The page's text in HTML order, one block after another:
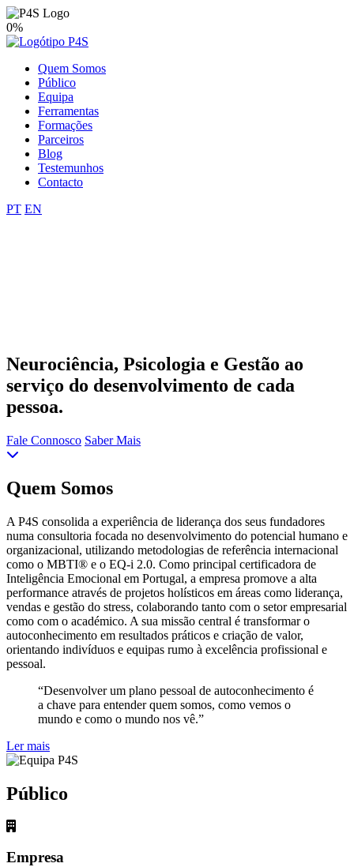
0%
Quem Somos
Público
Equipa
Ferramentas
Formações
Parceiros
Blog
Testemunhos
Contacto
PT EN
Neurociência, Psicologia e Gestão ao
serviço do desenvolvimento de cada
pessoa.
Fale Connosco Saber Mais
Quem Somos
A P4S consolida a experiência de liderança dos seus fundadores
numa consultoria focada no desenvolvimento do potencial humano e
organizacional, utilizando metodologias de referência internacional
como o MBTI® e o EQ-i 2.0. Como principal certificadora de
Inteligência Emocional em Portugal, a empresa promove a alta
performance através de projetos holísticos em áreas como liderança,
vendas e gestão do stress, colaborando tanto com o setor empresarial
como com o académico. A sua missão central é transformar o
autoconhecimento em resultados práticos e criação de valor,
orientando indivíduos e equipas rumo à excelência profissional e
pessoal.
“Desenvolver um plano pessoal de autoconhecimento é
a chave para entender quem somos, como vemos o
mundo e como o mundo nos vê.”
Ler mais
Público
Empresa